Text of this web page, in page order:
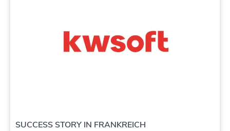
SUCCESS STORY IN FRANKREICH